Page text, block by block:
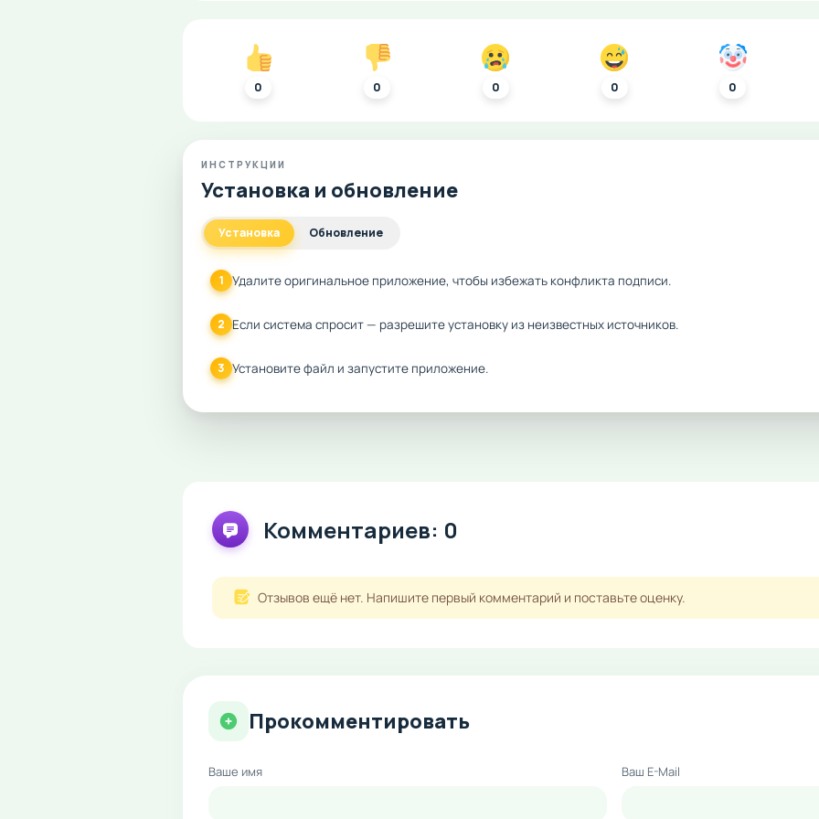
0 0 0 0 0
ИНСТРУКЦИИ
Установка и обновление
Установка Обновление
1 Удалите оригинальное приложение, чтобы избежать конфликта подписи.
2 Если система спросит — разрешите установку из неизвестных источников.
3 Установите файл и запустите приложение.
Комментариев: 0
Отзывов ещё нет. Напишите первый комментарий и поставьте оценку.
Прокомментировать
Ваше имя Ваш E-Mail